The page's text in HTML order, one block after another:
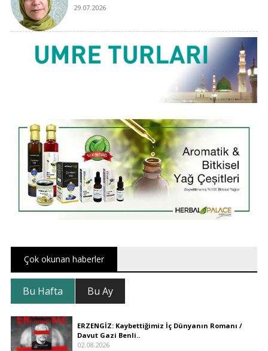
29.07.2026
Çok okunan haberler
Bu Hafta Bu Ay
ERZENGİZ: Kaybettiğimiz İç Dünyanın Romanı /
Davut Gazi Benli..
02.08.2026